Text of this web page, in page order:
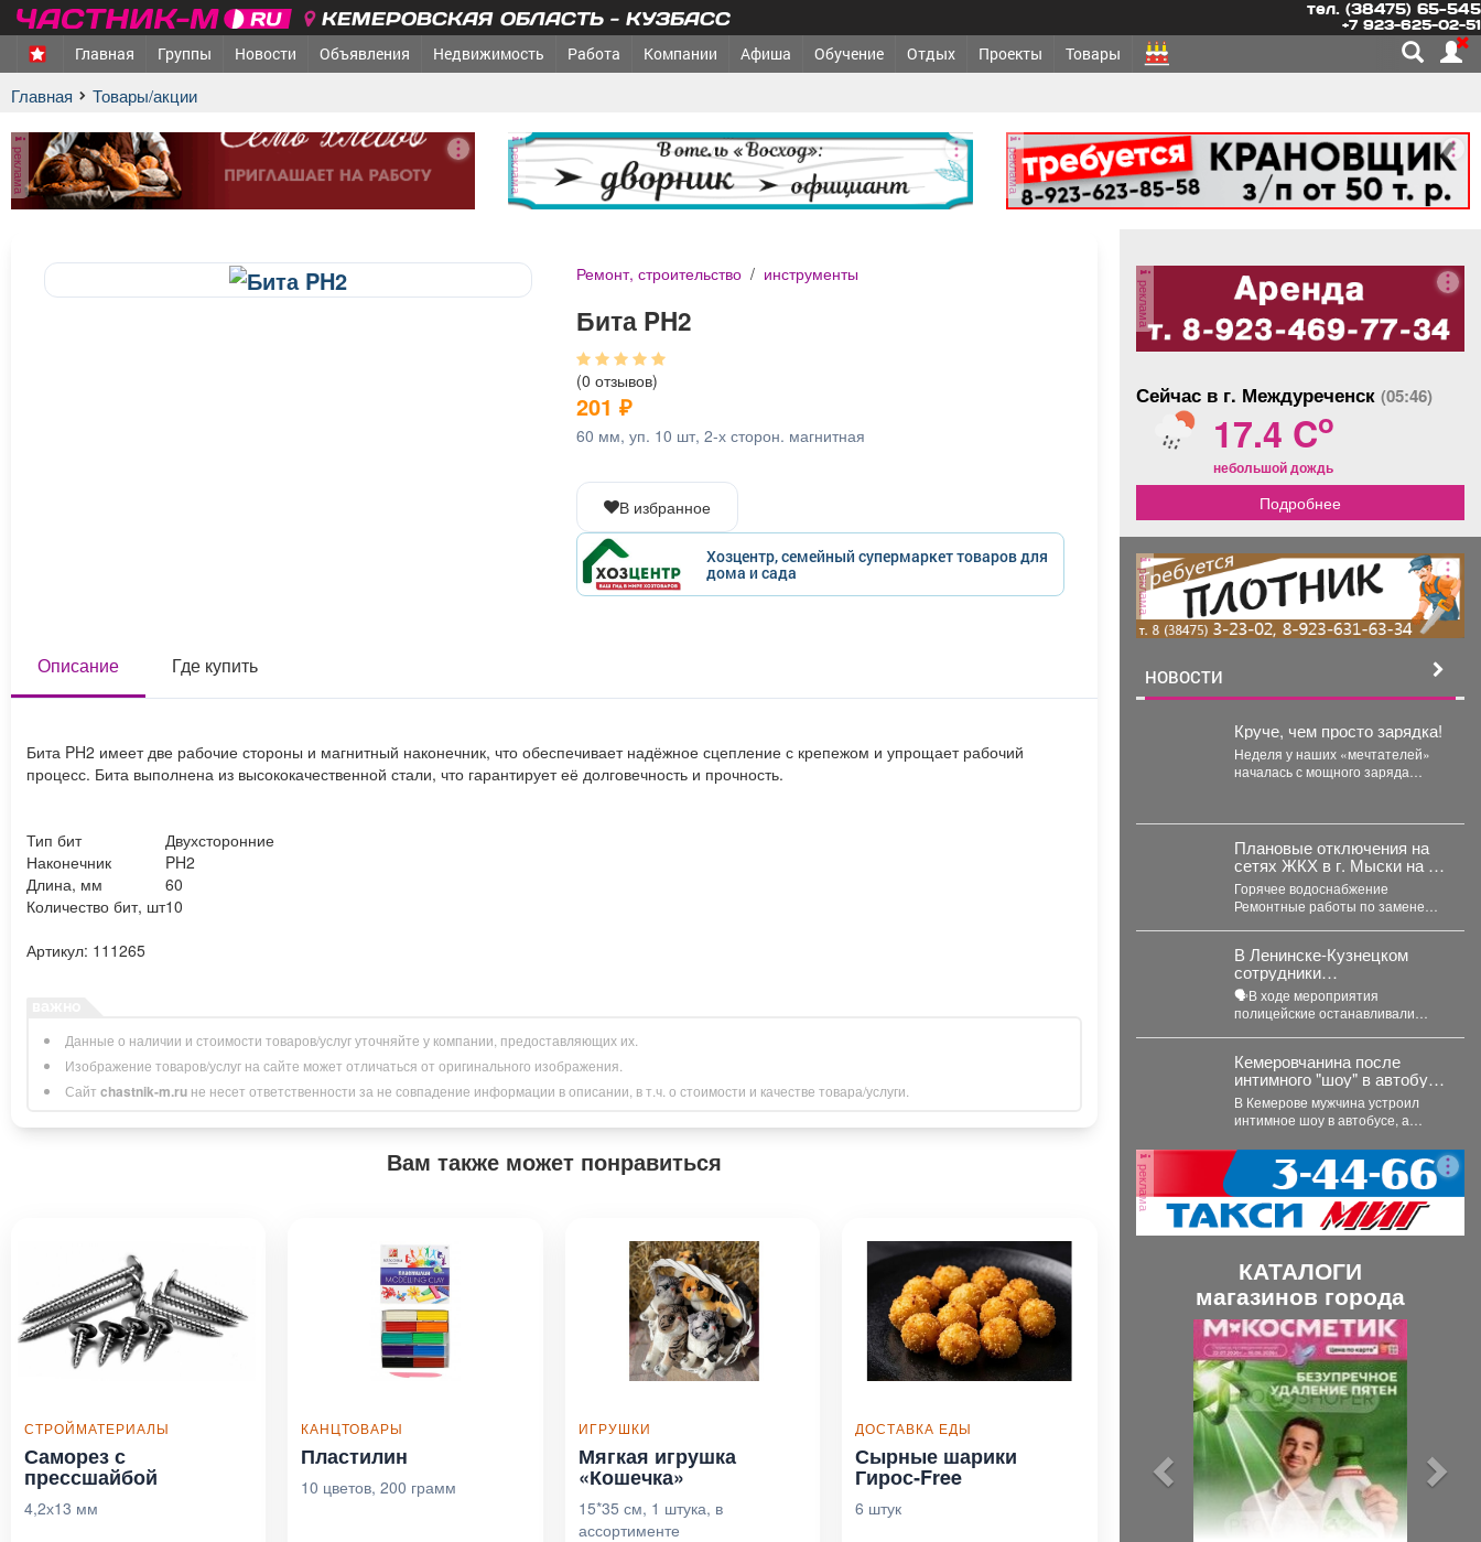
КЕМЕРОВСКАЯ ОБЛАСТЬ - КУЗБАСС тел. (38475) 65-545
+7 923-625-02-51
Главная Группы Новости Объявления Недвижимость Работа Компании Афиша Обучение Отдых Проекты Товары
Главная Товары/акции
реклама реклама реклама
Ремонт, строительство / инструменты
Бита PH2
(0 отзывов)
201 ₽
60 мм, уп. 10 шт, 2-х сторон. магнитная
В избранное
Хозцентр, семейный супермаркет товаров для
дома и сада
Описание Где купить
Бита PH2 имеет две рабочие стороны и магнитный наконечник, что обеспечивает надёжное сцепление с крепежом и упрощает рабочий
процесс. Бита выполнена из высококачественной стали, что гарантирует её долговечность и прочность.
Тип бит
Двухсторонние
Наконечник
PH2
Длина, мм
60
Количество бит, шт10
Артикул: 111265
Данные о наличии и стоимости товаров/услуг уточняйте у компании, предоставляющих их.
Изображение товаров/услуг на сайте может отличаться от оригинального изображения.
Сайт chastnik-m.ru не несет ответственности за не совпадение информации в описании, в т.ч. о стоимости и качестве товара/услуги.
Вам также может понравиться
СТРОЙМАТЕРИАЛЫ
Саморез с
прессшайбой
4,2х13 мм
КАНЦТОВАРЫ
Пластилин
10 цветов, 200 грамм
ИГРУШКИ
Мягкая игрушка
«Кошечка»
15*35 см, 1 штука, в
ассортименте
ДОСТАВКА ЕДЫ
Сырные шарики
Гирос‑Free
6 штук
реклама
Сейчас в г. Междуреченск (05:46)
17.4 Co
небольшой дождь
Подробнее
реклама
НОВОСТИ
Круче, чем просто зарядка!
Неделя у наших «мечтателей»
началась с мощного заряда
Плановые отключения на
сетях ЖКХ в г. Мыски на 05
августа 2026 г.
Горячее водоснабжение
Ремонтные работы по замене
В Ленинске-Кузнецком
сотрудники
Госавтоинспекции провели
акцию «Будь трезвым в
пути»
🗣В ходе мероприятия
полицейские останавливали
правила дорожного...
Кемеровчанина после
интимного "шоу" в автобусе
нашли в фонтане
В Кемерове мужчина устроил
интимное шоу в автобусе, а
полицейские...
реклама
КАТАЛОГИ
магазинов города